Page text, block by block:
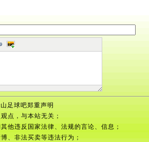
足球吧郑重声明
点，与本站无关；
他违反国家法律、法规的言论、信息；
、非法买卖等违法行为；